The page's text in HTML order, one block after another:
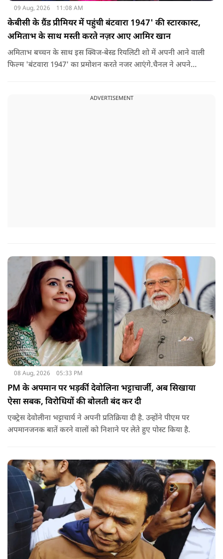
09 Aug, 2026 11:08 AM
केबीसी के ग्रैंड प्रीमियर में पहुंची बंटवारा 1947' की स्टारकास्ट,
अमिताभ के साथ मस्ती करते नज़र आए आमिर खान
अमिताभ बच्चन के साथ इस क्विज-बेस्ड रियलिटी शो में अपनी आने वाली
फिल्म 'बंटवारा 1947' का प्रमोशन करते नजर आएंगे.चैनल ने अपने
ADVERTISEMENT
08 Aug, 2026 05:33 PM
PM के अपमान पर भड़कींं देवोलिना भट्टाचार्जी, अब सिखाया
ऐसा सबक, विरोधियों की बोलती बंद कर दी
एक्ट्रेस देवोलीना भट्टाचार्य ने अपनी प्रतिक्रिया दी है. उन्होंने पीएम पर
अपमानजनक बातें करने वालों को निशाने पर लेते हुए पोस्ट किया है.